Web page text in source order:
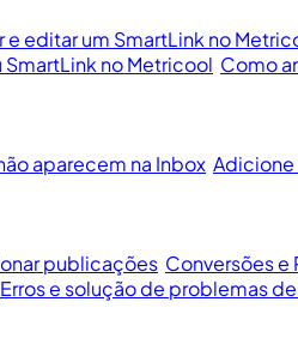
e editar um SmartLink no
no Metricool Como
aparecem na Inbox Adicione
publicações Conversões e
Erros e solução de problemas